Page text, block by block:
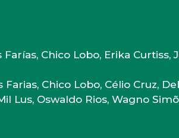
Chico Lobo, Erika Curtiss,
Chico Lobo, Célio Cruz,
Lus, Oswaldo Rios, Wagno